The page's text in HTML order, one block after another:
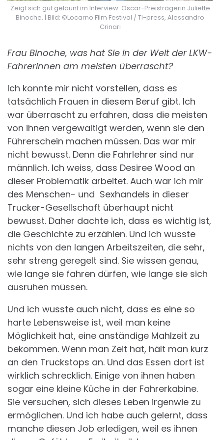
Zeigt sich gut gelaunt im Interview: Oscar-Preisträgerin Juliette
Binoche. | Bild: ©Locarno Film Festival / Ti-press, Alessandro
Crinari
Frau Binoche, was hat Sie in der Welt der LKW-
Fahrerinnen am meisten überrascht?
Ich konnte mir nicht vorstellen, dass es
tatsächlich Frauen in diesem Beruf gibt. Ich
war überrascht zu erfahren, dass die meisten
von ihnen vergewaltigt werden, wenn sie den
Führerschein machen müssen. Das war mir
nicht bewusst. Denn die Fahrlehrer sind nur
männlich. Ich weiss, dass Desiree Wood an
dieser Problematik arbeitet. Auch war ich mir
des Menschen- und Sexhandels in dieser
Trucker-Gesellschaft überhaupt nicht
bewusst. Daher dachte ich, dass es wichtig ist,
die Geschichte zu erzählen. Und ich wusste
nichts von den langen Arbeitszeiten, die sehr,
sehr streng geregelt sind. Sie wissen genau,
wie lange sie fahren dürfen, wie lange sie sich
ausruhen müssen.
Und ich wusste auch nicht, dass es eine so
harte Lebensweise ist, weil man keine
Möglichkeit hat, eine anständige Mahlzeit zu
bekommen. Wenn man Zeit hat, hält man kurz
an den Truckstops an. Und das Essen dort ist
wirklich schrecklich. Einige von ihnen haben
sogar eine kleine Küche in der Fahrerkabine.
Sie versuchen, sich dieses Leben irgenwie zu
ermöglichen. Und ich habe auch gelernt, dass
manche diesen Job erledigen, weil es ihnen